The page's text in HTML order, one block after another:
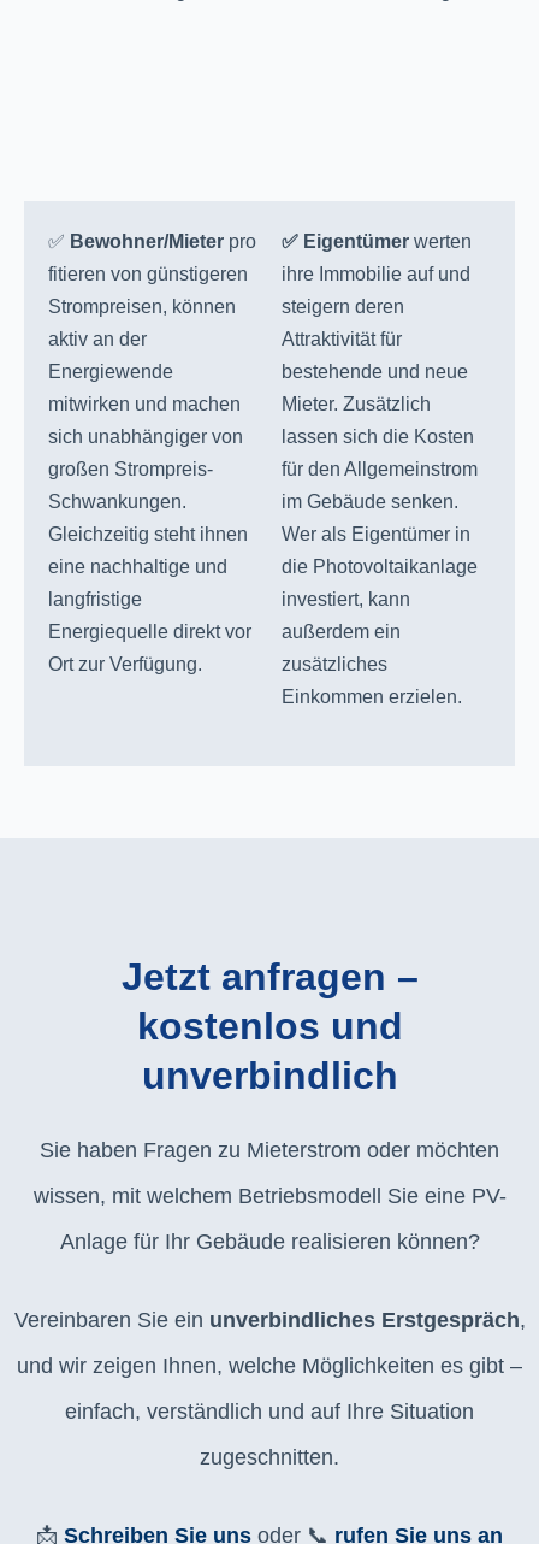
✅ Bewohner/Mieter pro
fitieren von günstigeren
Strompreisen, können
aktiv an der
Energiewende
mitwirken und machen
sich unabhängiger von
großen Strompreis-
Schwankungen.
Gleichzeitig steht ihnen
eine nachhaltige und
langfristige
Energiequelle direkt vor
Ort zur Verfügung.
✅ Eigentümer werten
ihre Immobilie auf und
steigern deren
Attraktivität für
bestehende und neue
Mieter. Zusätzlich
lassen sich die Kosten
für den Allgemeinstrom
im Gebäude senken.
Wer als Eigentümer in
die Photovoltaikanlage
investiert, kann
außerdem ein
zusätzliches
Einkommen erzielen.
Jetzt anfragen –
kostenlos und
unverbindlich
Sie haben Fragen zu Mieterstrom oder möchten
wissen, mit welchem Betriebsmodell Sie eine PV-
Anlage für Ihr Gebäude realisieren können?
Vereinbaren Sie ein unverbindliches Erstgespräch,
und wir zeigen Ihnen, welche Möglichkeiten es gibt –
einfach, verständlich und auf Ihre Situation
zugeschnitten.
📩 Schreiben Sie uns oder 📞 rufen Sie uns an